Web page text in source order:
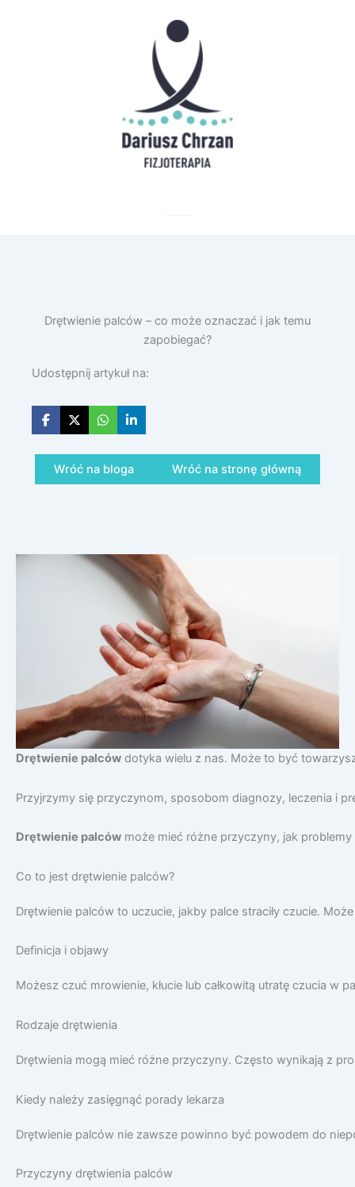
Drętwienie palców – co może oznaczać i jak temu
zapobiegać?
Udostępnij artykuł na:
Wróć na bloga Wróć na stronę główną
Drętwienie palców dotyka wielu z nas. Może to być
Przyjrzymy się przyczynom, sposobom diagnozy, leczenia i
Drętwienie palców może mieć różne przyczyny, jak
Co to jest drętwienie palców?
Drętwienie palców to uczucie, jakby palce straciły czucie.
Definicja i objawy
Możesz czuć mrowienie, kłucie lub całkowitą utratę czucia
Rodzaje drętwienia
Drętwienia mogą mieć różne przyczyny. Często wynikają z
Kiedy należy zasięgnąć porady lekarza
Drętwienie palców nie zawsze powinno być powodem do
Przyczyny drętwienia palców